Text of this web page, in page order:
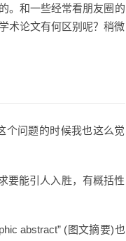
。和一些经常看朋友圈的
术论文有何区别呢？稍微
个问题的时候我也这么觉
要能引人入胜，有概括性
abstract” (图文摘要)也